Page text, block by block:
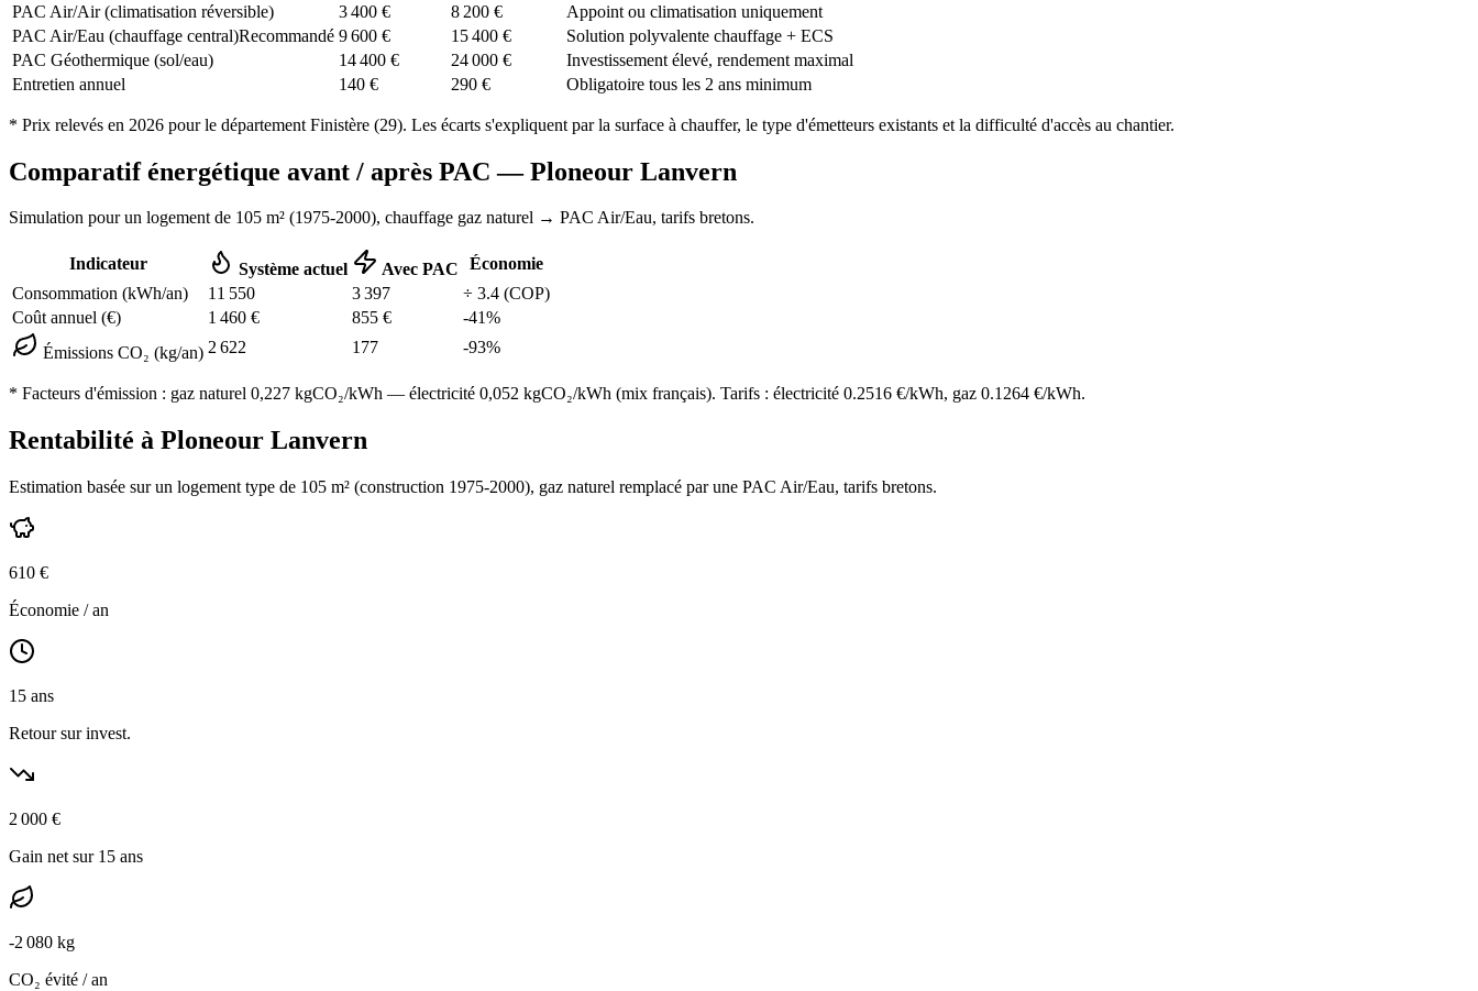
PAC Air/Air (climatisation réversible)
3 400 € 8 200 €
Appoint ou climatisation uniquement
PAC Air/Eau (chauffage central)Recommandé 9 600 € 15 400 €
Solution polyvalente chauffage + ECS
PAC Géothermique (sol/eau)
14 400 € 24 000 €
Investissement élevé, rendement maximal
Entretien annuel
140 € 290 € Obligatoire tous les 2 ans minimum
* Prix relevés en 2026 pour le département Finistère (29). Les écarts s'expliquent par la surface à chauffer, le type d'émetteurs existants et la difficulté d'accès au chantier.
Comparatif énergétique avant / après PAC —Ploneour Lanvern
Simulation pour un logement de 105 m² (1975-2000), chauffage gaz naturel → PAC Air/Eau, tarifs bretons.
Indicateur Système actuel Avec PAC
Économie
Consommation (kWh/an)
11 550 3 397 ÷ 3.4 (COP)
Coût annuel (€)
1 460 € 855 € -41%
Émissions CO₂ (kg/an) 2 622 177 -93%
* Facteurs d'émission : gaz naturel 0,227 kgCO₂/kWh — électricité 0,052 kgCO₂/kWh (mix français). Tarifs : électricité 0.2516 €/kWh, gaz 0.1264 €/kWh.
Rentabilité à Ploneour Lanvern
Estimation basée sur un logement type de 105 m² (construction 1975-2000), gaz naturel remplacé par une PAC Air/Eau, tarifs bretons.
610 €
Économie / an
15 ans
Retour sur invest.
2 000 €
Gain net sur 15 ans
-2 080 kg
CO₂ évité / an